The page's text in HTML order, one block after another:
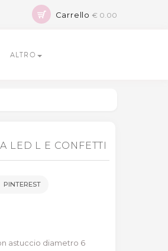
Carrello € 0.00
ALTRO
LED L E CONFETTI
PINTEREST
astuccio diametro 6